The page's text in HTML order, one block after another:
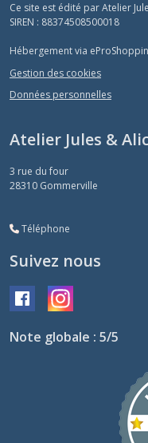
Ce site est édité par Atelier
SIREN : 88374508500018
Hébergement via
Gestion des cookies
Données personnelles
Atelier Jules &
3 rue du four
28310 Gommerville
Téléphone
Suivez nous
Note globale : 5/5